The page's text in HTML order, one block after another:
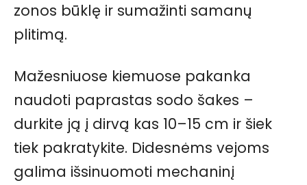
zonos būklę ir sumažinti samanų
plitimą.
Mažesniuose kiemuose pakanka
naudoti paprastas sodo šakes –
durkite ją į dirvą kas 10–15 cm ir šiek
tiek pakratykite. Didesnėms vejoms
galima išsinuomoti mechaninį